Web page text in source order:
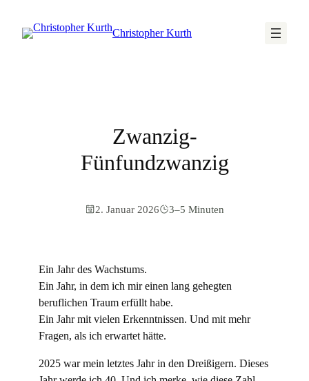
Christopher Kurth
Zwanzig-
Fünfundzwanzig
2. Januar 2026 3–5 Minuten
Ein Jahr des Wachstums.
Ein Jahr, in dem ich mir einen lang gehegten
beruflichen Traum erfüllt habe.
Ein Jahr mit vielen Erkenntnissen. Und mit mehr
Fragen, als ich erwartet hätte.
2025 war mein letztes Jahr in den Dreißigern. Dieses